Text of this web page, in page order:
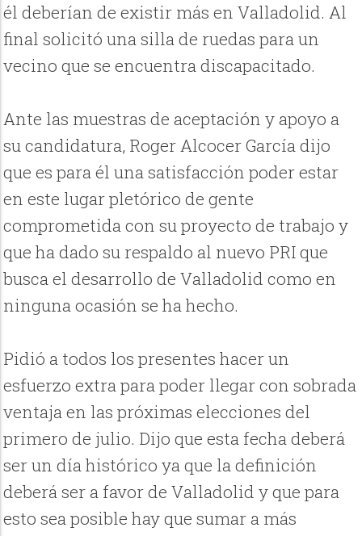
él deberían de existir más en Valladolid. Al
final solicitó una silla de ruedas para un
vecino que se encuentra discapacitado.
Ante las muestras de aceptación y apoyo a
su candidatura, Roger Alcocer García dijo
que es para él una satisfacción poder estar
en este lugar pletórico de gente
comprometida con su proyecto de trabajo y
que ha dado su respaldo al nuevo PRI que
busca el desarrollo de Valladolid como en
ninguna ocasión se ha hecho.
Pidió a todos los presentes hacer un
esfuerzo extra para poder llegar con sobrada
ventaja en las próximas elecciones del
primero de julio. Dijo que esta fecha deberá
ser un día histórico ya que la definición
deberá ser a favor de Valladolid y que para
esto sea posible hay que sumar a más